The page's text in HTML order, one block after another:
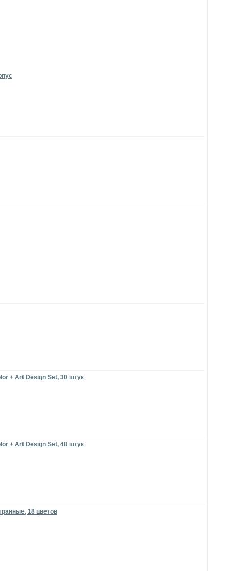
+ Art Design Set, 30 штук
+ Art Design Set, 48 штук
18 цветов